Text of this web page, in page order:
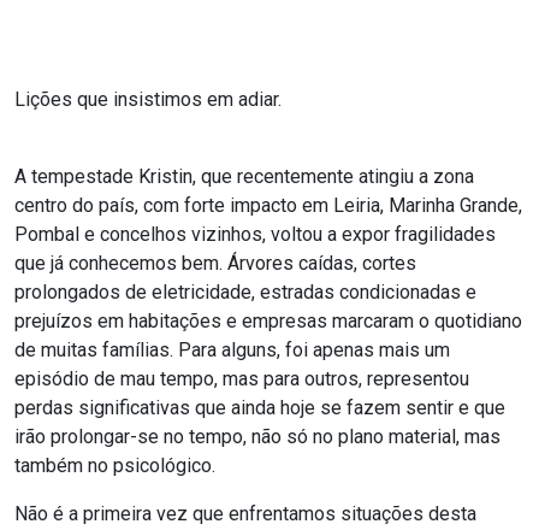
Lições que insistimos em adiar.
A tempestade Kristin, que recentemente atingiu a zona
centro do país, com forte impacto em Leiria, Marinha Grande,
Pombal e concelhos vizinhos, voltou a expor fragilidades
que já conhecemos bem. Árvores caídas, cortes
prolongados de eletricidade, estradas condicionadas e
prejuízos em habitações e empresas marcaram o quotidiano
de muitas famílias. Para alguns, foi apenas mais um
episódio de mau tempo, mas para outros, representou
perdas significativas que ainda hoje se fazem sentir e que
irão prolongar-se no tempo, não só no plano material, mas
também no psicológico.
Não é a primeira vez que enfrentamos situações desta